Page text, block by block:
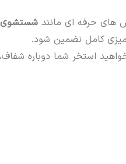
های حرفه ای مانند شستشوی
کامل تضمین شود.
استخر شما دوباره